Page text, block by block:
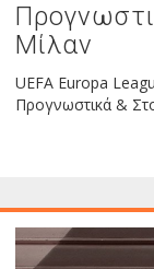
Μίλαν
UEFA Europa
Προγνωστικά &